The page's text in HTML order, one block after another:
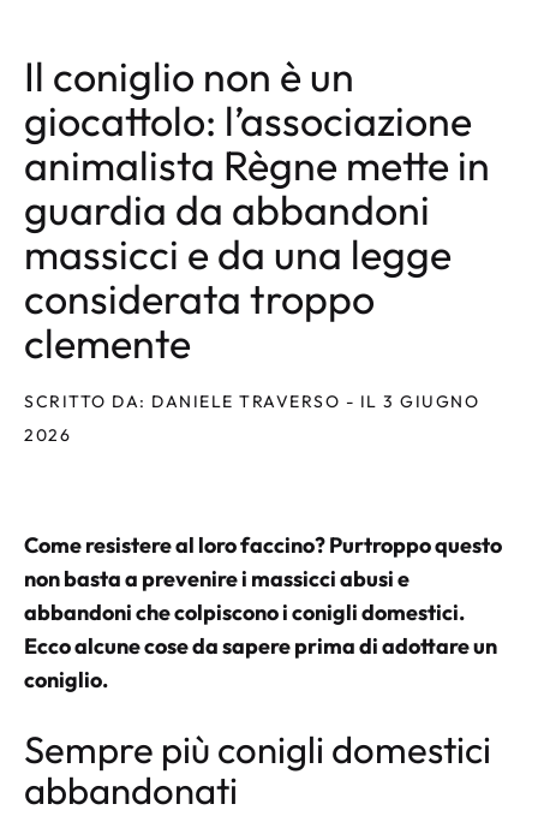
Il coniglio non è un
giocattolo: l’associazione
animalista Règne mette in
guardia da abbandoni
massicci e da una legge
considerata troppo
clemente
SCRITTO DA: DANIELE TRAVERSO - IL 3 GIUGNO
2026
Come resistere al loro faccino? Purtroppo questo
non basta a prevenire i massicci abusi e
abbandoni che colpiscono i conigli domestici.
Ecco alcune cose da sapere prima di adottare un
coniglio.
Sempre più conigli domestici
abbandonati